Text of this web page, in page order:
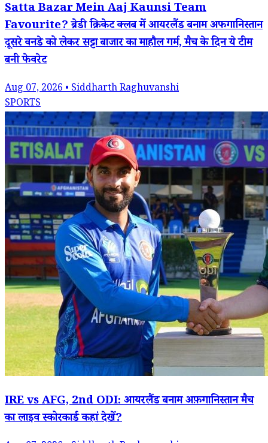
Satta Bazar Mein Aaj Kaunsi Team
Favourite? ब्रेडी क्रिकेट क्लब में आयरलैंड बनाम अफगानिस्तान
दूसरे वनडे को लेकर सट्टा बाजार का माहौल गर्म, मैच के दिन ये टीम
बनी फेवरेट
Aug 07, 2026 • Siddharth Raghuvanshi
SPORTS
IRE vs AFG, 2nd ODI: आयरलैंड बनाम अफ़गानिस्तान मैच
का लाइव स्कोरकार्ड कहां देखें?